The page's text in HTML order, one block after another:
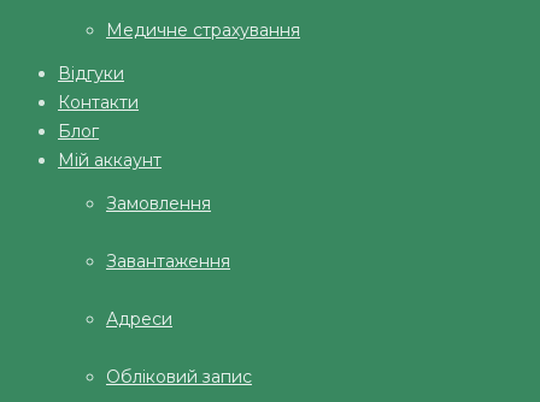
Медичне страхування
Відгуки
Контакти
Блог
Мій аккаунт
Замовлення
Завантаження
Адреси
Обліковий запис